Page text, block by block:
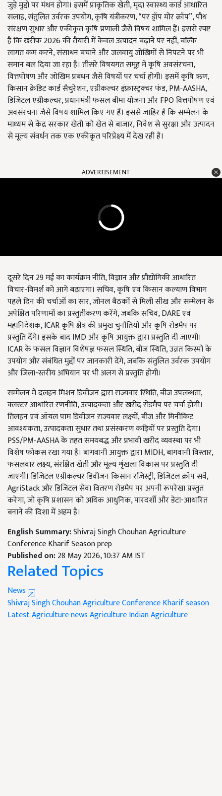
जुड़े मुद्दों पर मंथन होगा। इसमें प्राकृतिक खेती, मृदा स्वास्थ्य कार्ड आधारित
सलाह, संतुलित उर्वरक उपयोग, कृषि यंत्रीकरण, “पर ड्रॉप मोर क्रॉप”, पौध
संरक्षण सुधार और एकीकृत कृषि प्रणाली जैसे विषय शामिल हैं। इससे स्पष्ट
है कि खरीफ 2026 की तैयारी में केवल उत्पादन बढ़ाने पर नहीं, बल्कि
लागत कम करने, संसाधन बचाने और जलवायु जोखिमों से निपटने पर भी
समान बल दिया जा रहा है। तीसरे विषयगत समूह में कृषि अवसंरचना,
वित्तपोषण और जोखिम प्रबंधन जैसे विषयों पर चर्चा होगी। इसमें कृषि ऋण,
किसान क्रेडिट कार्ड सैचुरेशन, एग्रीकल्चर इंफ्रास्ट्रक्चर फंड, PM-AASHA,
डिजिटल एग्रीकल्चर, प्रधानमंत्री फसल बीमा योजना और FPO वित्तपोषण एवं
अवसंरचना जैसे विषय शामिल किए गए हैं। इससे जाहिर है कि सम्मेलन के
माध्यम से केंद्र सरकार खेती को खेत से बाजार, निवेश से सुरक्षा और उत्पादन
से मूल्य संवर्धन तक एक एकीकृत परिप्रेक्ष्य में देख रही है।
ADVERTISEMENT
दूसरे दिन 29 मई का कार्यक्रम नीति, विज्ञान और प्रौद्योगिकी आधारित
विचार-विमर्श को आगे बढ़ाएगा। सचिव, कृषि एवं किसान कल्याण विभाग
पहले दिन की चर्चाओं का सार, जोनल बैठकों से मिली सीख और सम्मेलन के
अपेक्षित परिणामों का प्रस्तुतीकरण करेंगे, जबकि सचिव, DARE एवं
महानिदेशक, ICAR कृषि क्षेत्र की प्रमुख चुनौतियों और कृषि रोडमैप पर
प्रस्तुति देंगे। इसके बाद IMD और कृषि आयुक्त द्वारा प्रस्तुति दी जाएगी।
ICAR के फसल विज्ञान विशेषज्ञ फसल स्थिति, बीज स्थिति, उन्नत किस्मों के
उपयोग और संबंधित मुद्दों पर जानकारी देंगे, जबकि संतुलित उर्वरक उपयोग
और जिला-स्तरीय अभियान पर भी अलग से प्रस्तुति होगी।
सम्मेलन में दलहन मिशन डिवीजन द्वारा राज्यवार स्थिति, बीज उपलब्धता,
क्लस्टर आधारित रणनीति, उत्पादकता और खरीद रोडमैप पर चर्चा होगी।
तिलहन एवं ऑयल पाम डिवीजन राज्यवार लक्ष्यों, बीज और मिनीकिट
आवश्यकता, उत्पादकता सुधार तथा प्रसंस्करण कड़ियों पर प्रस्तुति देगा।
PSS/PM-AASHA के तहत समयबद्ध और प्रभावी खरीद व्यवस्था पर भी
विशेष फोकस रखा गया है। बागवानी आयुक्त द्वारा MIDH, बागवानी विस्तार,
फसलवार लक्ष्य, संरक्षित खेती और मूल्य शृंखला विकास पर प्रस्तुति दी
जाएगी। डिजिटल एग्रीकल्चर डिवीजन किसान रजिस्ट्री, डिजिटल क्रॉप सर्वे,
AgriStack और डिजिटल सेवा वितरण रोडमैप पर अपनी रूपरेखा प्रस्तुत
करेगा, जो कृषि प्रशासन को अधिक आधुनिक, पारदर्शी और डेटा-आधारित
बनाने की दिशा में अहम है।
English Summary:Shivraj Singh Chouhan Agriculture
Conference Kharif Season prep
Published on:28 May 2026, 10:37 AM IST
Related Topics
News
Shivraj Singh ChouhanAgriculture ConferenceKharif season
Latest Agriculture newsAgricultureIndian Agriculture